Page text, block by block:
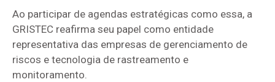
Ao participar de agendas estratégicas como essa, a
GRISTEC reafirma seu papel como entidade
representativa das empresas de gerenciamento de
riscos e tecnologia de rastreamento e
monitoramento.